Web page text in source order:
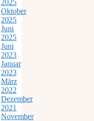
2025
Oktober
2025
Juni
2025
Juni
2023
Januar
2023
März
2022
Dezember
2021
November